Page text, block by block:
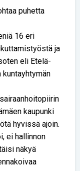
puhetta
16 eri
ja
eli Etelä-
kaupunki
hyvissä ajoin.
ei hallinnon
näkyä